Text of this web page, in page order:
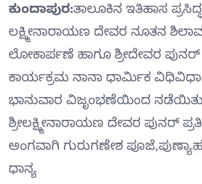
ಕುಂದಾಪುರ:ತಾಲೂಕಿನ ಇತಿಹಾಸ
ಲಕ್ಷ್ಮೀನಾರಾಯಣ ದೇವರ ನೂತನ
ಲೋಕಾರ್ಪಣೆ ಹಾಗೂ ಶ್ರೀದೇವರ
ಕಾರ್ಯಕ್ರಮ ನಾನಾ ಧಾರ್ಮಿಕ
ಭಾನುವಾರ ವಿಜೃಂಭಣೆಯಿಂದ
ಶ್ರೀಲಕ್ಷ್ಮೀನಾರಾಯಣ ದೇವರ ಪುನರ್
ಅಂಗವಾಗಿ ಗುರುಗಣೇಶ
ಧಾನ್ಯ